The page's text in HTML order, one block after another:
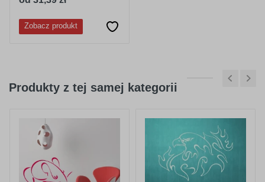
Zobacz produkt
Produkty z tej samej kategorii